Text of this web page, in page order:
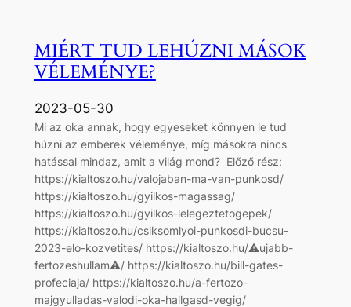
MIÉRT TUD LEHÚZNI MÁSOK
VÉLEMÉNYE?
2023-05-30
Mi az oka annak, hogy egyeseket könnyen le tud
húzni az emberek véleménye, míg másokra nincs
hatással mindaz, amit a világ mond? Előző rész:
https://kialtoszo.hu/valojaban-ma-van-punkosd/
https://kialtoszo.hu/gyilkos-magassag/
https://kialtoszo.hu/gyilkos-lelegeztetogepek/
https://kialtoszo.hu/csiksomlyoi-punkosdi-bucsu-
2023-elo-kozvetites/ https://kialtoszo.hu/⚠ujabb-
fertozeshullam⚠/ https://kialtoszo.hu/bill-gates-
profeciaja/ https://kialtoszo.hu/a-fertozo-
majgyulladas-valodi-oka-hallgasd-vegig/